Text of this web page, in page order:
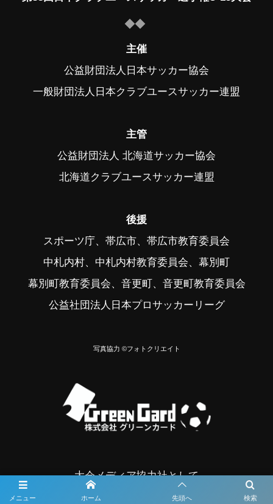
メニュー 検索
ホーム 先頭へ
主催
公益財団法人日本サッカー協会
一般財団法人日本クラブユースサッカー連盟
主管
公益財団法人 北海道サッカー協会
北海道クラブユースサッカー連盟
後援
スポーツ庁、帯広市、帯広市教育委員会
中札内村、中札内村教育委員会、幕別町
幕別町教育委員会、音更町、音更町教育委員会
公益社団法人日本プロサッカーリーグ
写真協力 ©フォトクリエイト
大会メディア協力社として
大会価値向上を目指し